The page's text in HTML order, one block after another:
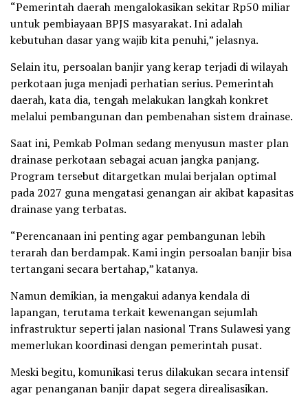
“Pemerintah daerah mengalokasikan sekitar Rp50 miliar
untuk pembiayaan BPJS masyarakat. Ini adalah
kebutuhan dasar yang wajib kita penuhi,” jelasnya.
Selain itu, persoalan banjir yang kerap terjadi di wilayah
perkotaan juga menjadi perhatian serius. Pemerintah
daerah, kata dia, tengah melakukan langkah konkret
melalui pembangunan dan pembenahan sistem drainase.
Saat ini, Pemkab Polman sedang menyusun master plan
drainase perkotaan sebagai acuan jangka panjang.
Program tersebut ditargetkan mulai berjalan optimal
pada 2027 guna mengatasi genangan air akibat kapasitas
drainase yang terbatas.
“Perencanaan ini penting agar pembangunan lebih
terarah dan berdampak. Kami ingin persoalan banjir bisa
tertangani secara bertahap,” katanya.
Namun demikian, ia mengakui adanya kendala di
lapangan, terutama terkait kewenangan sejumlah
infrastruktur seperti jalan nasional Trans Sulawesi yang
memerlukan koordinasi dengan pemerintah pusat.
Meski begitu, komunikasi terus dilakukan secara intensif
agar penanganan banjir dapat segera direalisasikan.